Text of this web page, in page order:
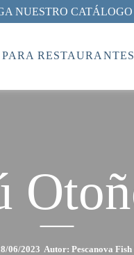
NUESTRO
RESTAURANTES
06/2023 Autor: Pescanova